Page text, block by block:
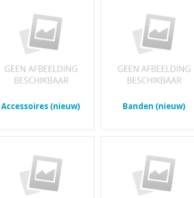
Accessoires (nieuw) Banden (nieuw)